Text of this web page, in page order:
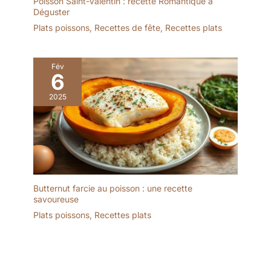
ordonnée tout en ayant
ensemble vaisselle de ta
vos moments à table.
vaisselle qui ne passe
RANGEMENT FACILE ET
la vraie vie, ce set
vaisselle est entièrement
empilable. assiette plate,
assiette creuse, bols et
tasses s’organisent
facilement dans vos
placards pour un gain de
place maximal. Ce
service assiette 6
de garder une cuisine
toujours sous la main un
Déguster
Plats poissons, Recettes de fête, Recettes plats
Fév
6
2025
Butternut farcie au poisson : une recette
savoureuse
Plats poissons, Recettes plats